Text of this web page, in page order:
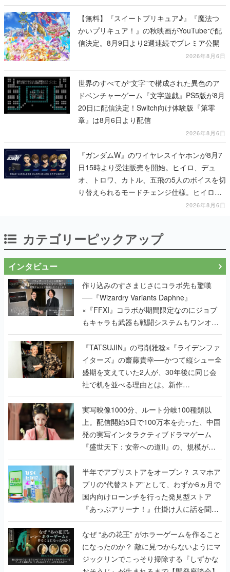
【無料】『スイートプリキュア♪』『魔法つ
かいプリキュア！』の秋映画がYouTubeで配
信決定。8月9日より2週連続でプレミア公開
2026年8月6日
世界のすべてが“文字”で構成された異色のア
ドベンチャーゲーム『文字遊戯』PS5版が8月
20日に配信決定！Switch向け体験版『第零
章』は8月6日より配信
2026年8月6日
『ガンダムW』のワイヤレスイヤホンが8月7
日15時より受注販売を開始。ヒイロ、デュ
オ、トロワ、カトル、五飛の5人のボイスを切
り替えられるモードチェンジ仕様。ヒイロが
「お前を殺す」「死ぬほど痛いぞ」とささや
2026年8月6日
カテゴリーピックアップ
インタビュー
作り込みのすさまじさにコラボ先も驚嘆
──『Wizardry Variants Daphne』
×『FFXI』コラボが期間限定なのにジョブ
もキャラも武器も戦闘システムもワンオフ
で作り込まれた理由を両ディレクターに聞
く
『TATSUJIN』の弓削雅稔×『ライデンファ
イターズ』の齋藤貴幸──かつて縦シュー全
盛期を支えていた2人が、30年後に同じ会
社で机を並べる理由とは。新作
『TATSUJIN EXTREME』で初タッグを組
んだレジェンド2人に訊く開発秘話
実写映像1000分、ルート分岐100種類以
上。配信開始5日で100万本を売った、中国
発の実写インタラクティブドラマゲーム
『盛世天下：女帝への道II』の、規模が違
うこだわりをプロデューサーに聞いた
半年でアプリストアをオープン？ スマホア
プリの“代替ストア”として、わずか6ヵ月で
国内向けローンチを行った発見型ストア
『あっぷアリーナ！』仕掛け人に話を聞い
てみた
なぜ “あの花王” がホラーゲームを作ること
になったのか？ 敵に見つからないようにマ
ジックリンでこっそり掃除する『しずかな